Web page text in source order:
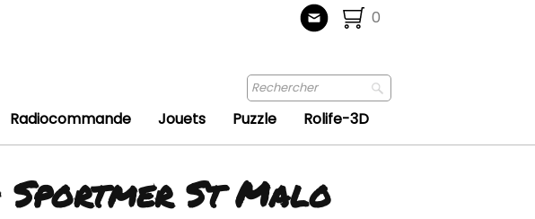
0
Radiocommande Jouets Puzzle Rolife-3D
St Malo